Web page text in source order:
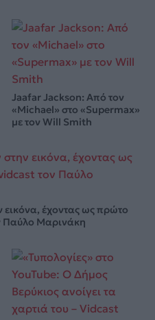
Jaafar Jackson: Από τον
«Michael» στο «Supermax»
με τον Will Smith
εικόνα, έχοντας ως πρώτο
Παύλο Μαρινάκη